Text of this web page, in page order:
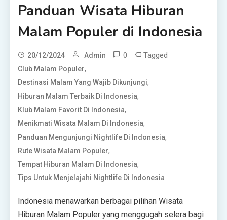
Panduan Wisata Hiburan
Malam Populer di Indonesia
20/12/2024 Admin 0 Tagged
Club Malam Populer,
Destinasi Malam Yang Wajib Dikunjungi,
Hiburan Malam Terbaik Di Indonesia,
Klub Malam Favorit Di Indonesia,
Menikmati Wisata Malam Di Indonesia,
Panduan Mengunjungi Nightlife Di Indonesia,
Rute Wisata Malam Populer,
Tempat Hiburan Malam Di Indonesia,
Tips Untuk Menjelajahi Nightlife Di Indonesia
Indonesia menawarkan berbagai pilihan Wisata
Hiburan Malam Populer yang menggugah selera bagi